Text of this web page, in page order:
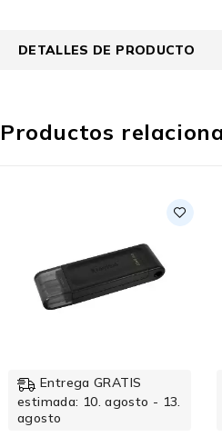
DETALLES DE PRODUCTO
Productos
Entrega GRATIS
estimada: 10. agosto - 13.
agosto